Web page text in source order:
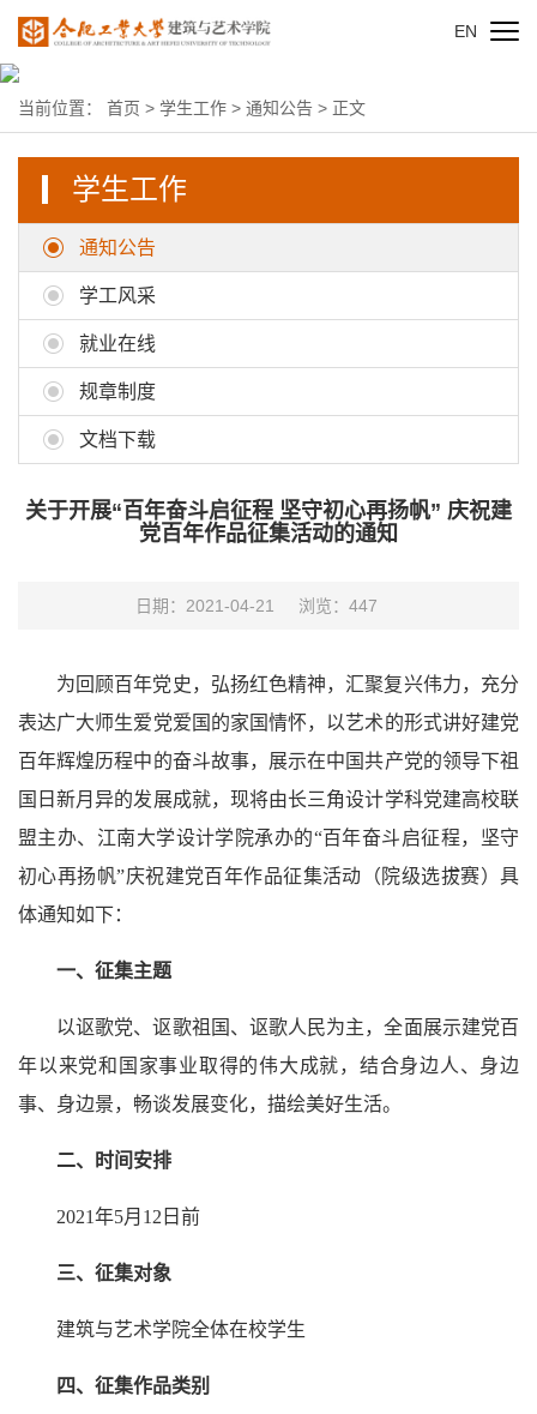
EN
当前位置： 首页 > 学生工作 > 通知公告 > 正文
学生工作
通知公告
学工风采
就业在线
规章制度
文档下载
关于开展“百年奋斗启征程 坚守初心再扬帆” 庆祝建
党百年作品征集活动的通知
日期：2021-04-21 浏览： 447
为回顾百年党史，弘扬红色精神，汇聚复兴伟力，充分
表达广大师生爱党爱国的家国情怀，以艺术的形式讲好建党
百年辉煌历程中的奋斗故事，展示在中国共产党的领导下祖
国日新月异的发展成就，现将由长三角设计学科党建高校联
盟主办、江南大学设计学院承办的“百年奋斗启征程，坚守
初心再扬帆”庆祝建党百年作品征集活动（院级选拔赛）具
体通知如下：
一、征集主题
以讴歌党、讴歌祖国、讴歌人民为主，全面展示建党百
年以来党和国家事业取得的伟大成就，结合身边人、身边
事、身边景，畅谈发展变化，描绘美好生活。
二、时间安排
2021年5月12日前
三、征集对象
建筑与艺术学院全体在校学生
四、征集作品类别